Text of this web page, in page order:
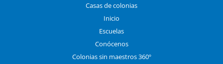
Casas de colonias
Inicio
Escuelas
Conócenos
Colonias sin maestros 360º